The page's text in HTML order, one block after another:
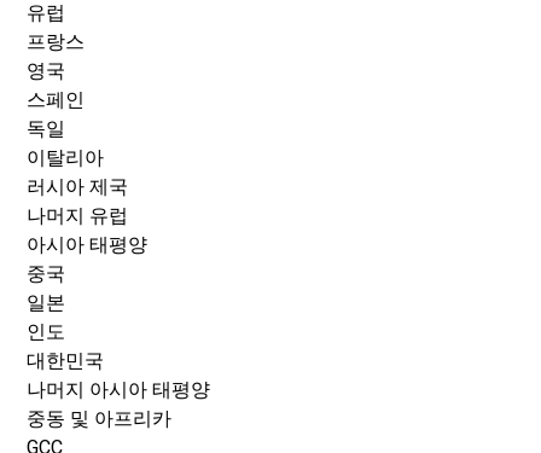
유럽
프랑스
영국
스페인
독일
이탈리아
러시아 제국
나머지 유럽
아시아 태평양
중국
일본
인도
대한민국
나머지 아시아 태평양
중동 및 아프리카
GCC